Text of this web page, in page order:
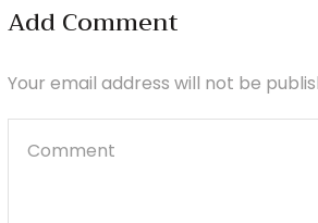
Add Comment
Your email address will not be